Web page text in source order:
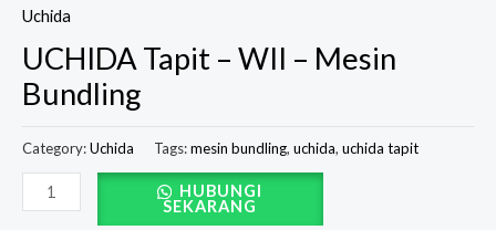
Uchida
UCHIDA Tapit – WII – Mesin
Bundling
Category:Uchida Tags:mesin bundling, uchida, uchida tapit
HUBUNGI
SEKARANG